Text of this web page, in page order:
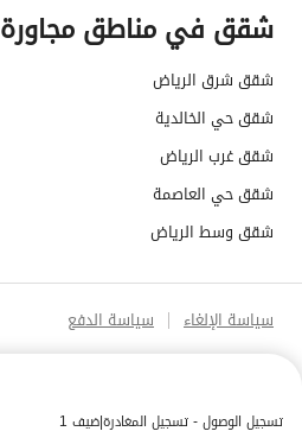
شقق في مناطق مجاورة
شقق شرق الرياض
شقق حي الخالدية
شقق غرب الرياض
شقق حي العاصمة
شقق وسط الرياض
سياسة الإلغاء سياسة الدفع
تسجيل الوصول - تسجيل المغادرة|ضيف 1